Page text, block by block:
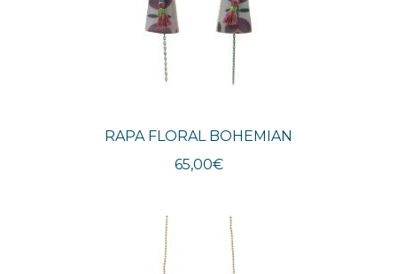
RAPA FLORAL BOHEMIAN
65,00€